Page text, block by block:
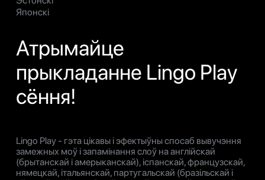
Японскі
Атрымайце
прыкладанне Lingo Play
сёння!
Lingo Play - гэта цікавы і эфектыўны спосаб вывучэння
замежных моў і запамінання слоў на англійскай
(брытанскай і амерыканскай), іспанскай, французскай,
нямецкай, італьянскай, партугальскай (бразільскай і